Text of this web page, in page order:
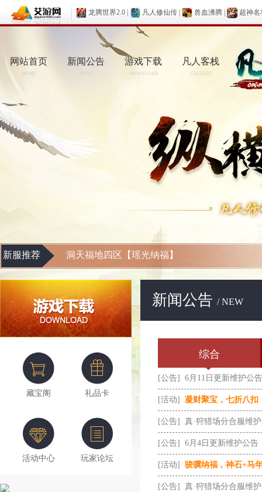
龙腾世界2.0 凡人修仙传 兽血沸腾 超神名
网站首页
HOME
新闻公告
NEWS
游戏下载
DOWNLOAD
凡人客栈
COLLEGE
新服推荐 洞天福地四区【瑶光纳福】
藏宝阁 礼品卡
活动中心 玩家论坛
新闻公告 / NEW
综合
[公告] 6月11日更新维护公告
[活动] 凝财聚宝，七折八扣
[公告] 真·狩猎场分合服维
[公告] 6月4日更新维护公告
[活动] 骏骥纳福，神石+马
[公告] 真·狩猎场分合服维